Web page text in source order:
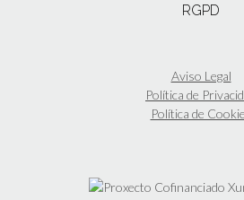
RGPD
Aviso Legal
Política de
Política de